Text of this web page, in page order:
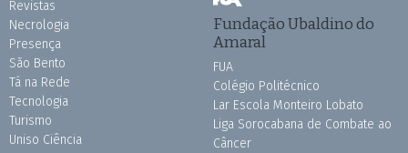
Revistas
Necrologia
Presença
São Bento
Tá na Rede
Tecnologia
Turismo
Uniso Ciência
Fundação Ubaldino do
Amaral
FUA
Colégio Politécnico
Lar Escola Monteiro Lobato
Liga Sorocabana de Combate ao
Câncer